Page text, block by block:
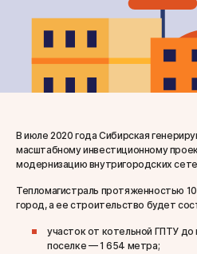
В июле 2020 года Сибирская
масштабному инвестиционному
модернизацию внутригородских
Тепломагистраль протяженностью
город, а ее строительство будет
участок от котельной ГПТУ
поселке — 1 654 метра;